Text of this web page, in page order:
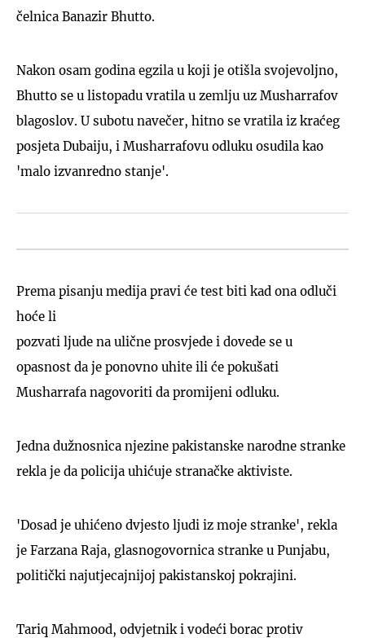
čelnica Banazir Bhutto.
Nakon osam godina egzila u koji je otišla svojevoljno,
Bhutto se u listopadu vratila u zemlju uz Musharrafov
blagoslov. U subotu navečer, hitno se vratila iz kraćeg
posjeta Dubaiju, i Musharrafovu odluku osudila kao
'malo izvanredno stanje'.
Prema pisanju medija pravi će test biti kad ona odluči
hoće li
pozvati ljude na ulične prosvjede i dovede se u
opasnost da je ponovno uhite ili će pokušati
Musharrafa nagovoriti da promijeni odluku.
Jedna dužnosnica njezine pakistanske narodne stranke
rekla je da policija uhićuje stranačke aktiviste.
'Dosad je uhićeno dvjesto ljudi iz moje stranke', rekla
je Farzana Raja, glasnogovornica stranke u Punjabu,
politički najutjecajnijoj pakistanskoj pokrajini.
Tariq Mahmood, odvjetnik i vodeći borac protiv